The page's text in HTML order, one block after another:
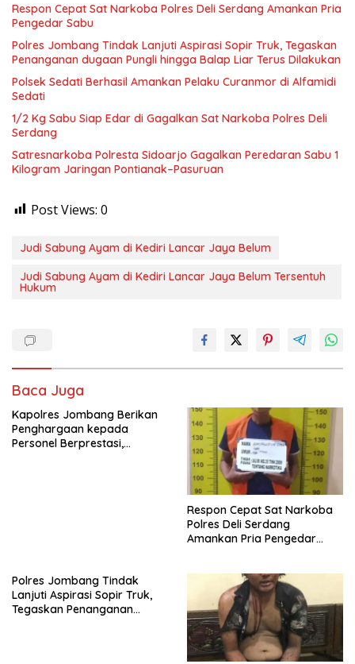
Respon Cepat Sat Narkoba Polres Deli Serdang Amankan Pria
Pengedar Sabu
Polres Jombang Tindak Lanjuti Aspirasi Sopir Truk, Tegaskan
Penanganan dugaan Pungli hingga Balap Liar Terus Dilakukan
Polsek Sedati Berhasil Amankan Pelaku Curanmor di Alfamidi
Sedati
1/2 Kg Sabu Siap Edar di Gagalkan Sat Narkoba Polres Deli
Serdang
Satresnarkoba Polresta Sidoarjo Gagalkan Peredaran Sabu 1
Kilogram Jaringan Pontianak–Pasuruan
Post Views: 0
Judi Sabung Ayam di Kediri Lancar Jaya Belum
Judi Sabung Ayam di Kediri Lancar Jaya Belum Tersentuh
Hukum
Baca Juga
Kapolres Jombang Berikan
Penghargaan kepada
Personel Berprestasi,
Respon Cepat Sat Narkoba
Polres Deli Serdang
Amankan Pria Pengedar
Polres Jombang Tindak
Lanjuti Aspirasi Sopir Truk,
Tegaskan Penanganan